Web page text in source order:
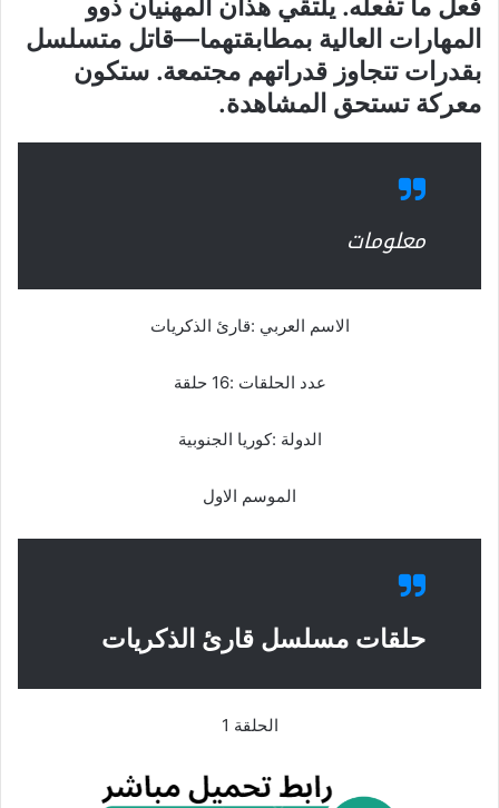
فعل ما تفعله. يلتقي هذان المهنيان ذوو
المهارات العالية بمطابقتهما—قاتل متسلسل
بقدرات تتجاوز قدراتهم مجتمعة. ستكون
معركة تستحق المشاهدة.
معلومات
الاسم العربي :قارئ الذكريات
عدد الحلقات :16 حلقة
الدولة :كوريا الجنوبية
الموسم الاول
حلقات مسلسل قارئ الذكريات
الحلقة 1